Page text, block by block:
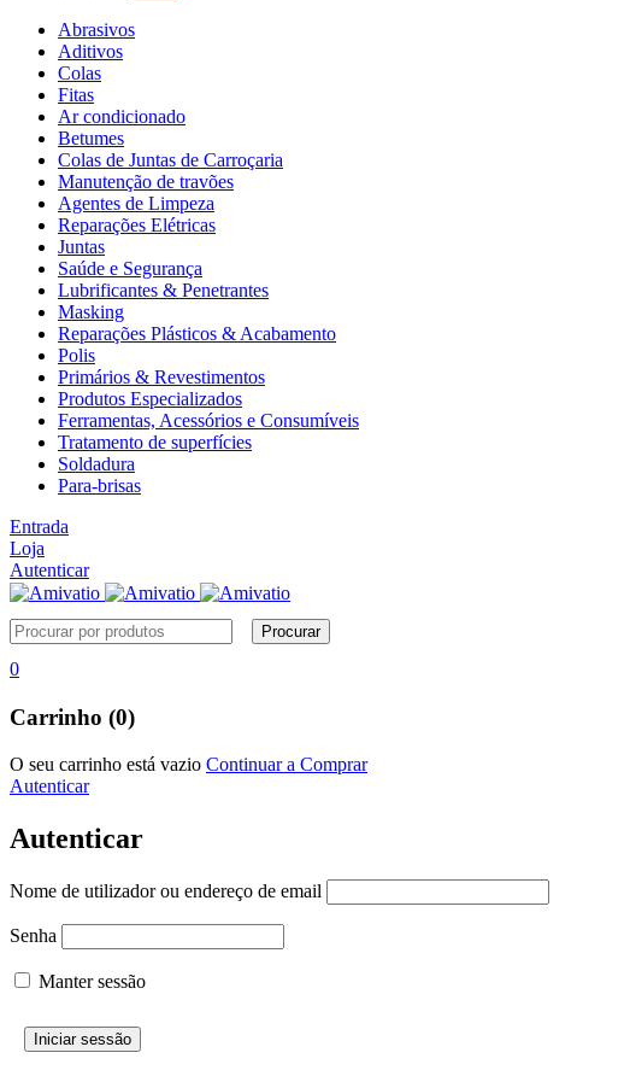
Abrasivos
Aditivos
Colas
Fitas
Ar condicionado
Betumes
Colas de Juntas de Carroçaria
Manutenção de travões
Agentes de Limpeza
Reparações Elétricas
Juntas
Saúde e Segurança
Lubrificantes & Penetrantes
Masking
Reparações Plásticos & Acabamento
Polis
Primários & Revestimentos
Produtos Especializados
Ferramentas, Acessórios e Consumíveis
Tratamento de superfícies
Soldadura
Para-brisas
Entrada
Loja
Autenticar
0
Carrinho (0)
O seu carrinho está vazio Continuar a Comprar
Autenticar
Autenticar
Nome de utilizador ou endereço de email
Senha
Manter sessão